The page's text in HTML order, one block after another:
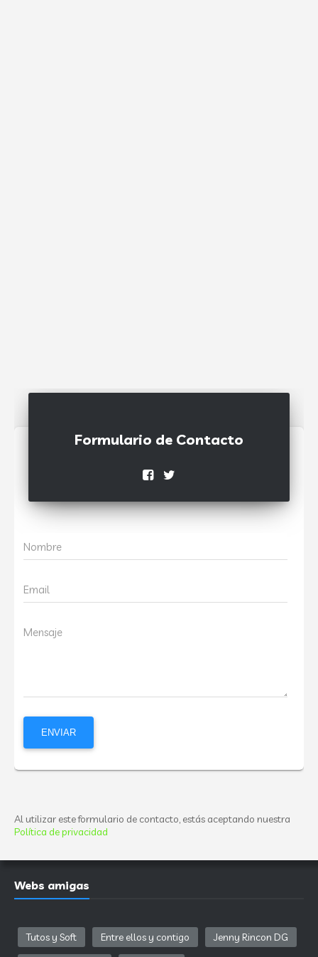
Formulario de Contacto
Nombre
Email
Mensaje
Al utilizar este formulario de contacto, estás aceptando nuestra
Política de privacidad
Webs amigas
Tutos y Soft Entre ellos y contigo Jenny Rincon DG